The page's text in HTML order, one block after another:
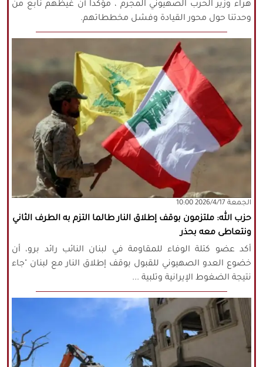
هراء وزير الحرب الصهيوني المجرم ، مؤكداً أن غيظهم نابع من
وحدتنا حول محور القيادة وفشل مخططاتهم.
‫‫الجمعة‬‬ 2026/4/17 10:00
حزب الله: ملتزمون بوقف إطلاق النار طالما التزم به الطرف الثاني
ونتعاطى معه بحذر
أكد عضو كتلة الوفاء للمقاومة في لبنان النائب رائد برو، أن
خضوع العدو الصهيوني للقبول بوقف إطلاق النار مع لبنان "جاء
نتيجة الضغوط الإيرانية وتلبية ...